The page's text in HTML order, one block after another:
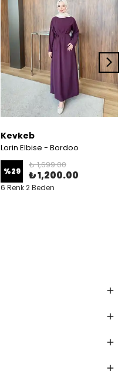
Kevkeb
Lorin Elbise - Bordoo
%29
₺ 1,699.00
₺ 1,200.00
6 Renk 2 Beden